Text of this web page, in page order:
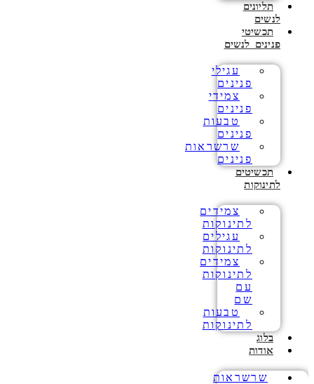
תליונים
לנשים
תכשיטי
פנינים לנשים
עגילי
פנינים
צמידי
פנינים
טבעות
פנינים
שרשראות
פנינים
תכשיטים
לתינוקות
צמידים
לתינוקות
עגילים
לתינוקות
צמידים
לתינוקות
עם
שם
טבעות
לתינוקות
בלוג
אודות
שרשראות